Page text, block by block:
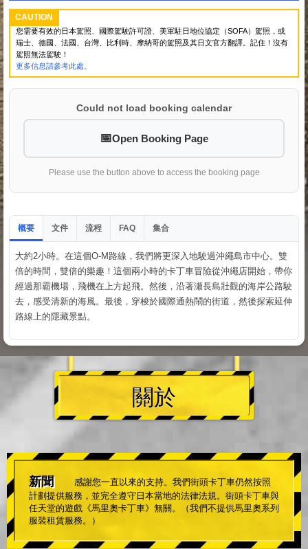
CAUTION
您需要有效的日本駕照、國際駕駛許可證、美軍駐日地位協定（SOFA）駕照，或
瑞士、德國、法國、台灣、比利時、摩納哥的駕照及其日文官方翻譯。記住！沒有
駕照無法駕駛！
更多信息請參考此處。
Could not load booking calendar
Open Booking Page
Please use the button above to access the booking page
概要 文件 流程 FAQ 集合
大約2小時。在這個O-M路線，我們將更深入地駛過沖繩島市中心。雙
倍的時間，雙倍的樂趣！這個兩小時的卡丁車冒險從沖繩店開始，帶你
經過那霸機場，飛機在上方起飛。然後，沿著瀬長島壯觀的海岸公路駛
去，感受清新的海風。最後，穿梭於國際通熱鬧的街道，然後探索延伸
路線上的隱藏景點。
關於
新聞
感謝您一直以來的支持。我們街頭卡丁車仍然按照
計劃提供服務，並完全遵守日本當地的法律法規。街頭卡丁車與
任天堂的遊戲《馬里奧卡丁車》無關。（我們不提供馬里奧系列
服裝租賃服務。）